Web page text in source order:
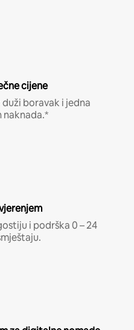
cijene
boravak i jedna
naknada.*
i podrška 0 – 24